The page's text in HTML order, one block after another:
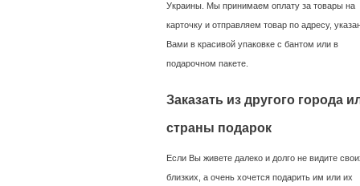
Украины. Мы принимаем оплату за товары на
карточку и отправляем товар по адресу,
Вами в красивой упаковке с бантом или в
подарочном пакете.
Заказать из другого города
страны подарок
Если Вы живете далеко и долго не видите
близких, а очень хочется подарить им или их